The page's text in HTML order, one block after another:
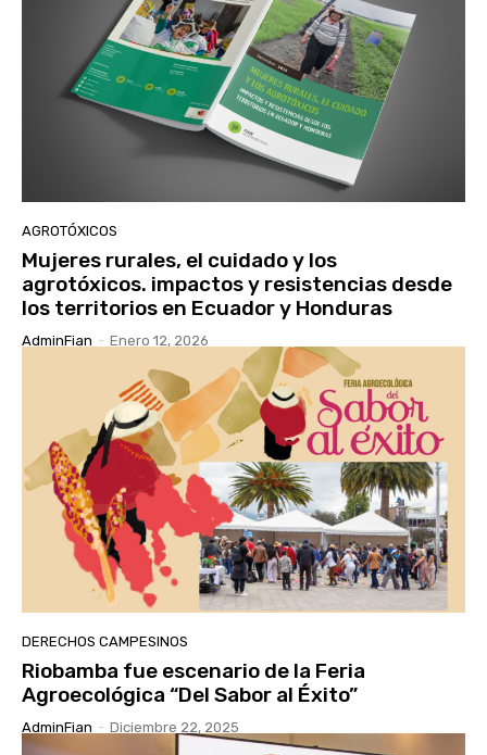
AGROTÓXICOS
Mujeres rurales, el cuidado y los
agrotóxicos. impactos y resistencias desde
los territorios en Ecuador y Honduras
AdminFian - Enero 12, 2026
DERECHOS CAMPESINOS
Riobamba fue escenario de la Feria
Agroecológica “Del Sabor al Éxito”
AdminFian - Diciembre 22, 2025